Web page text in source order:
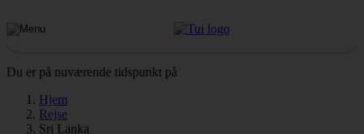
Du er på nuværende tidspunkt på
Hjem
Rejse
Sri Lanka